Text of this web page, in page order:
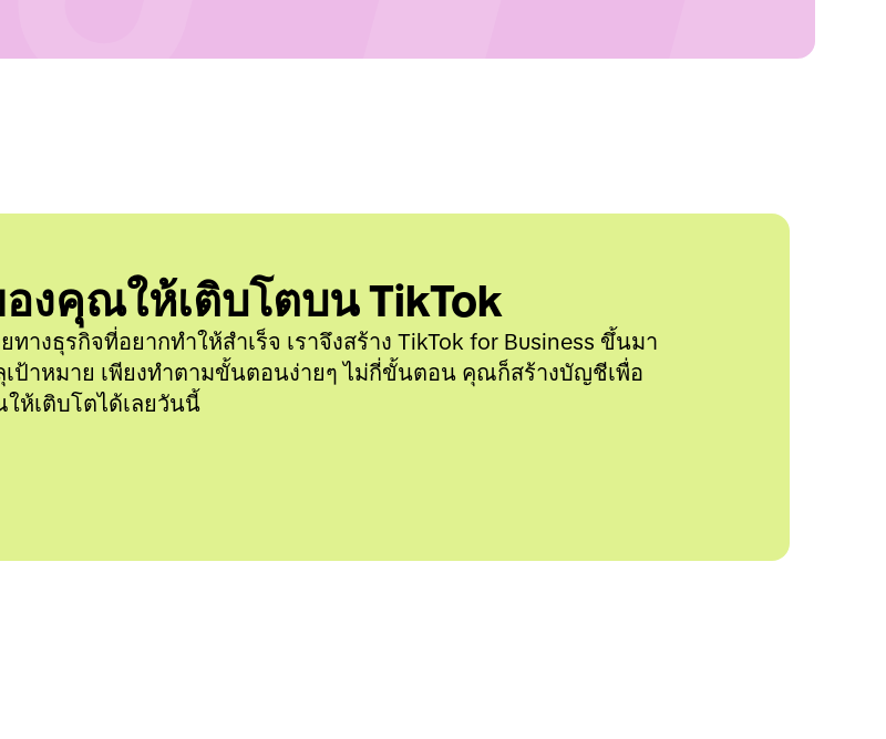
งคุณให้เติบโตบน TikTok
างธุรกิจที่อยากทำให้สำเร็จ เราจึงสร้าง TikTok for Business ขึ้นมา
ป้าหมาย เพียงทำตามขั้นตอนง่ายๆ ไม่กี่ขั้นตอน คุณก็สร้างบัญชีเพื่อ
ห้เติบโตได้เลยวันนี้